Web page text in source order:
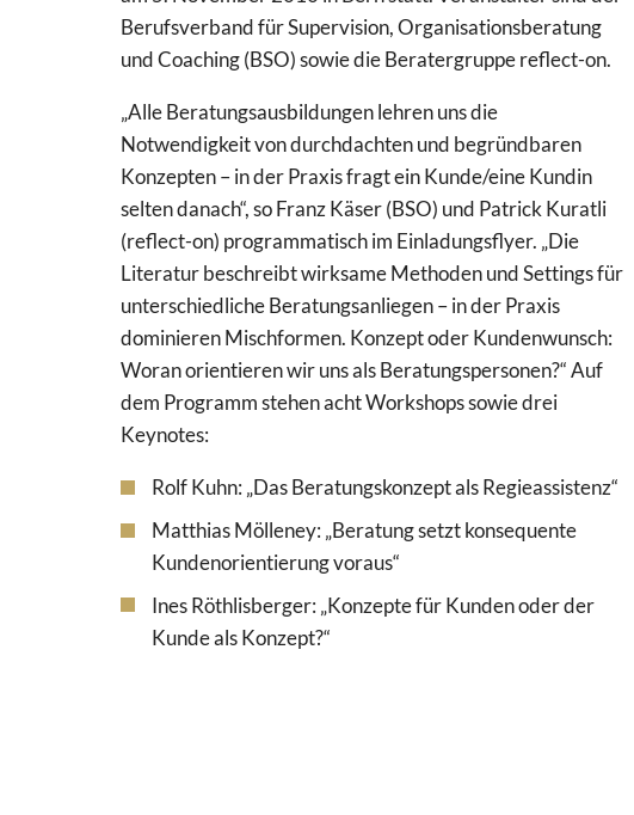
Berufsverband für Supervision, Organisationsberatung
und Coaching (BSO) sowie die Beratergruppe reflect-on.
„Alle Beratungsausbildungen lehren uns die
Notwendigkeit von durchdachten und begründbaren
Konzepten – in der Praxis fragt ein Kunde/eine Kundin
selten danach“, so Franz Käser (BSO) und Patrick Kuratli
(reflect-on) programmatisch im Einladungsflyer. „Die
Literatur beschreibt wirksame Methoden und Settings für
unterschiedliche Beratungsanliegen – in der Praxis
dominieren Mischformen. Konzept oder Kundenwunsch:
Woran orientieren wir uns als Beratungspersonen?“ Auf
dem Programm stehen acht Workshops sowie drei
Keynotes:
Rolf Kuhn: „Das Beratungskonzept als Regieassistenz“
Matthias Mölleney: „Beratung setzt konsequente
Kundenorientierung voraus“
Ines Röthlisberger: „Konzepte für Kunden oder der
Kunde als Konzept?“